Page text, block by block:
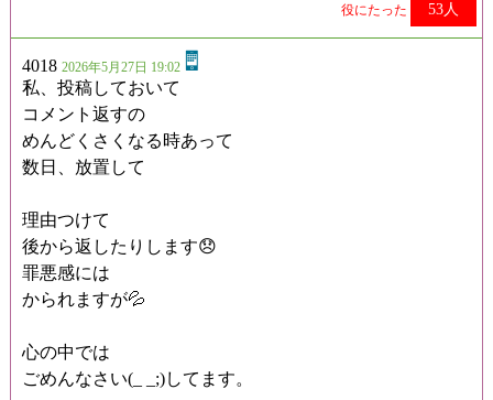
役にたった 53人
4018 2026年5月27日 19:02
私、投稿しておいて
コメント返すの
めんどくさくなる時あって
数日、放置して
理由つけて
後から返したりします😞
罪悪感には
かられますが💦
心の中では
ごめんなさい(_ _;)してます。